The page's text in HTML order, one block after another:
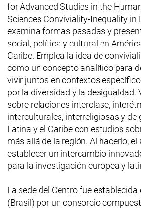
for Advanced Studies in the
Sciences Conviviality-Inequality in
examina formas pasadas y
social, política y cultural en
Caribe. Emplea la idea de
como un concepto analítico para
vivir juntos en contextos
por la diversidad y la desigualdad.
sobre relaciones interclase,
interculturales, interreligiosas y de
Latina y el Caribe con estudios
más allá de la región. Al hacerlo, el
establecer un intercambio
para la investigación europea y
La sede del Centro fue establecida
(Brasil) por un consorcio